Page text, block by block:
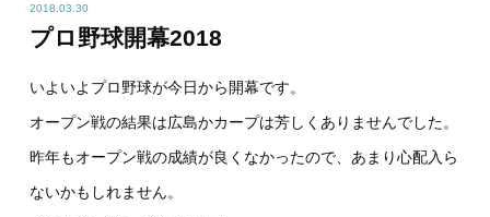
2018.03.30
プロ野球開幕2018
いよいよプロ野球が今日から開幕です。
オープン戦の結果は広島かカープは芳しくありませんでした。
昨年もオープン戦の成績が良くなかったので、あまり心配入ら
ないかもしれません。